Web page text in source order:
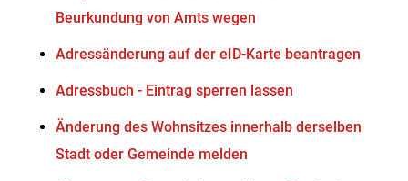
Beurkundung von Amts wegen
Adressänderung auf der eID-Karte beantragen
Adressbuch - Eintrag sperren lassen
Änderung des Wohnsitzes innerhalb derselben
Stadt oder Gemeinde melden